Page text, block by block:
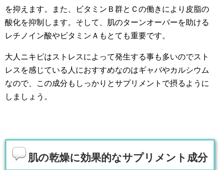
を抑えます。また、ビタミンＢ群とＣの働きにより皮脂の
酸化を抑制します。そして、肌のターンオーバーを助ける
レチノイン酸やビタミンＡもとても重要です。
大人ニキビはストレスによって発生する事も多いのでスト
レスを感じている人におすすめなのはギャバやカルシウム
なので、この成分もしっかりとサプリメントで摂るように
しましょう。
肌の乾燥に効果的なサプリメント成分